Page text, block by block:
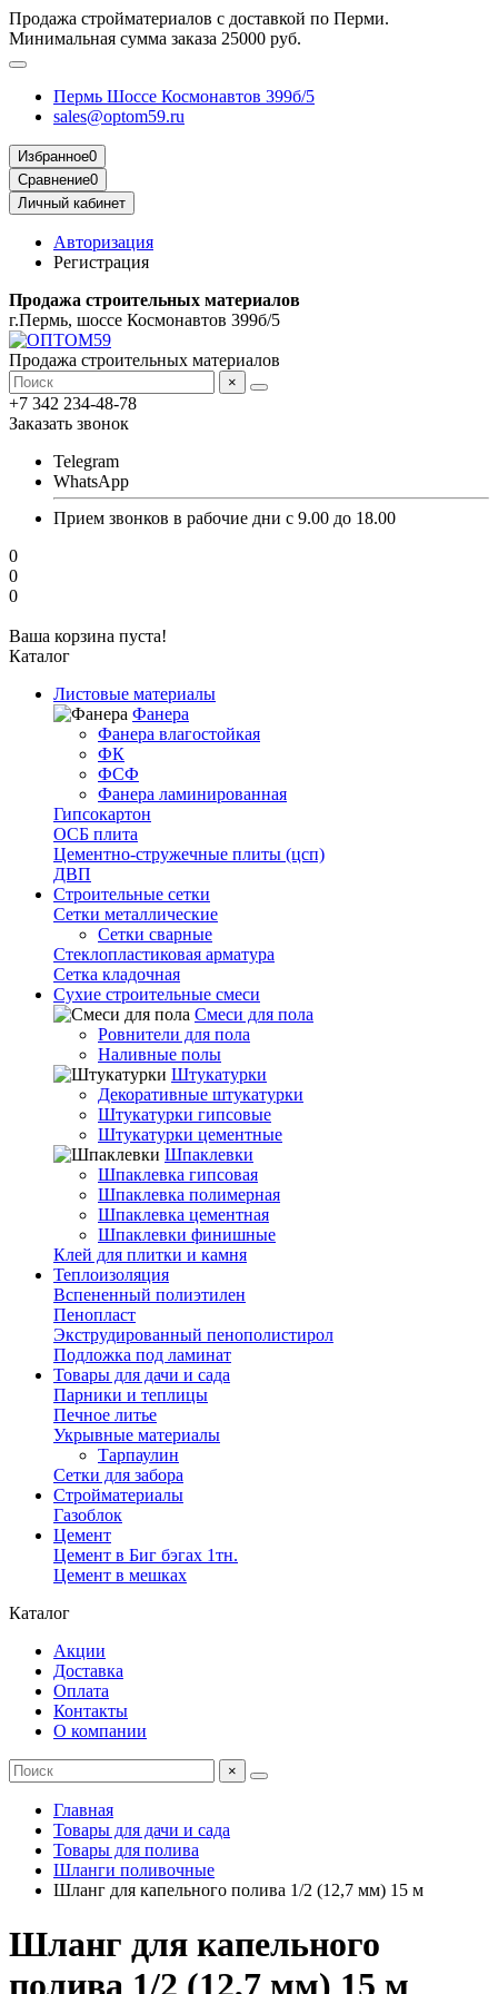
Продажа стройматериалов с доставкой по Перми.
Минимальная сумма заказа 25000 руб.
Пермь Шоссе Космонавтов 399б/5
sales@optom59.ru
Избранное0
Сравнение0
Личный кабинет
Авторизация
Регистрация
Продажа строительных материалов
г.Пермь, шоссе Космонавтов 399б/5
Продажа строительных материалов
×
+7 342 234-48-78
Заказать звонок
Telegram
WhatsApp
Прием звонков в рабочие дни с 9.00 до 18.00
0
0
0
Ваша корзина пуста!
Каталог
Листовые материалы
Фанера
Фанера влагостойкая
ФК
ФСФ
Фанера ламинированная
Гипсокартон
ОСБ плита
Цементно-стружечные плиты (цсп)
ДВП
Строительные сетки
Сетки металлические
Сетки сварные
Стеклопластиковая арматура
Сетка кладочная
Сухие строительные смеси
Смеси для пола
Ровнители для пола
Наливные полы
Штукатурки
Декоративные штукатурки
Штукатурки гипсовые
Штукатурки цементные
Шпаклевки
Шпаклевка гипсовая
Шпаклевка полимерная
Шпаклевка цементная
Шпаклевки финишные
Клей для плитки и камня
Теплоизоляция
Вспененный полиэтилен
Пенопласт
Экструдированный пенополистирол
Подложка под ламинат
Товары для дачи и сада
Парники и теплицы
Печное литье
Укрывные материалы
Тарпаулин
Сетки для забора
Стройматериалы
Газоблок
Цемент
Цемент в Биг бэгах 1тн.
Цемент в мешках
Каталог
Акции
Доставка
Оплата
Контакты
О компании
×
Главная
Товары для дачи и сада
Товары для полива
Шланги поливочные
Шланг для капельного полива 1/2 (12,7 мм) 15 м
Шланг для капельного
полива 1/2 (12,7 мм) 15 м